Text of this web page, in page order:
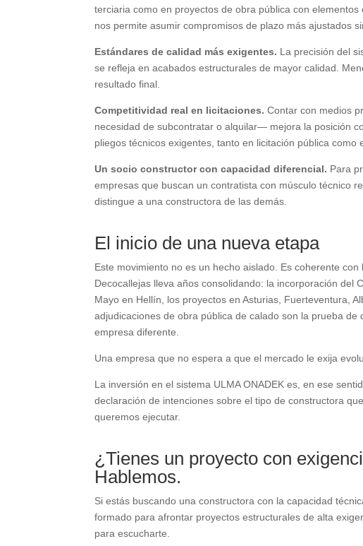
terciaria como en proyectos de obra pública con
nos permite asumir compromisos de plazo más ajustados
Estándares de calidad más exigentes. La precisión del
se refleja en acabados estructurales de mayor calidad.
resultado final.
Competitividad real en licitaciones. Contar con medios
necesidad de subcontratar o alquilar— mejora la posición
pliegos técnicos exigentes, tanto en licitación pública como
Un socio constructor con capacidad diferencial. Para
empresas que buscan un contratista con músculo técnico
distingue a una constructora de las demás.
El inicio de una nueva etapa
Este movimiento no es un hecho aislado. Es coherente
Decocallejas lleva años consolidando: la incorporación del
Mayo en Hellín, los proyectos en Asturias, Fuerteventura,
adjudicaciones de obra pública de calado son la prueba de
empresa diferente.
Una empresa que no espera a que el mercado le exija
La inversión en el sistema ULMA ONADEK es, en ese
declaración de intenciones sobre el tipo de constructora
queremos ejecutar.
¿Tienes un proyecto con
Hablemos.
Si estás buscando una constructora con la capacidad
formado para afrontar proyectos estructurales de alta
para escucharte.